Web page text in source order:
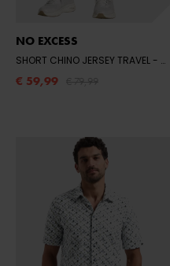
NO EXCESS
SHORT CHINO JERSEY TRAVEL - 078 NIGHT
€ 59,99